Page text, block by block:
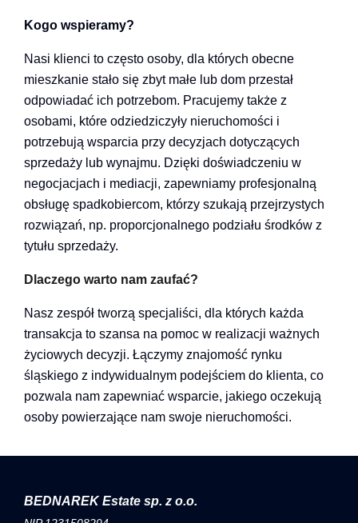
Kogo wspieramy?
Nasi klienci to często osoby, dla których obecne
mieszkanie stało się zbyt małe lub dom przestał
odpowiadać ich potrzebom. Pracujemy także z
osobami, które odziedziczyły nieruchomości i
potrzebują wsparcia przy decyzjach dotyczących
sprzedaży lub wynajmu. Dzięki doświadczeniu w
negocjacjach i mediacji, zapewniamy profesjonalną
obsługę spadkobiercom, którzy szukają przejrzystych
rozwiązań, np. proporcjonalnego podziału środków z
tytułu sprzedaży.
Dlaczego warto nam zaufać?
Nasz zespół tworzą specjaliści, dla których każda
transakcja to szansa na pomoc w realizacji ważnych
życiowych decyzji. Łączymy znajomość rynku
śląskiego z indywidualnym podejściem do klienta, co
pozwala nam zapewniać wsparcie, jakiego oczekują
osoby powierzające nam swoje nieruchomości.
BEDNAREK Estate sp. z o.o.